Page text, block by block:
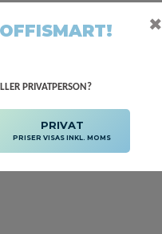
PRIVATPERSON?
PRIVAT
PRISER VISAS INKL. MOMS
✖